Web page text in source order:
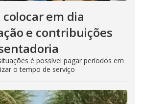
colocar em dia
e contribuições
é possível pagar períodos em
o tempo de serviço